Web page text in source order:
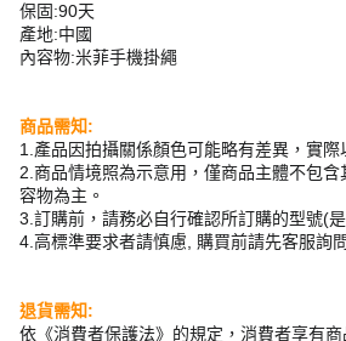
保固:90天
產地:中國
內容物:米菲手機掛繩
商品需知:
1.產品因拍攝關係顏色可能略有差異，實際
2.商品情境照為示意用，僅商品主體不包含
容物為主。
3.訂購前，請務必自行確認所訂購的型號(
4.高標準要求者請慎慮, 購買前請先客服詢
退貨需知:
依《消費者保護法》的規定，消費者享有